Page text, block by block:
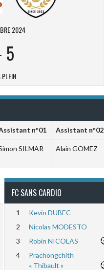
2024
5
n°01 Assistant n°02
SILMAR Alain GOMEZ
FC SANS CARDIO
1
Kevin DUBEC
2
Nicolas MODESTO
3
Robin NICOLAS
4
Prachongchith
« Thibault »